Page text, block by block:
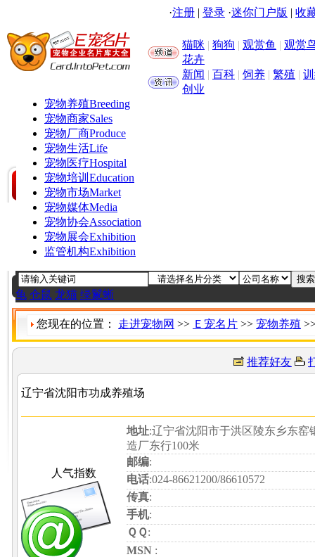
·注册 | 登录 ·迷你门户版 | 收
猫咪 | 狗狗 | 观赏鱼 | 观赏
花卉
新闻 | 百科 | 饲养 | 繁殖 |
创业
宠物养殖Breeding
宠物商家Sales
宠物厂商Produce
宠物生活Life
宠物医疗Hospital
宠物培训 Education
宠物市场Market
宠物媒体Media
宠物协会Association
宠物展会Exhibition
监管机构Exhibition
龟 仓鼠 龙猫 绿鬣蜥
您现在的位置： 走进宠物网 >> Ｅ宠名片 >> 宠物养殖
推荐好友
辽宁省沈阳市功成养殖场
人气指数
地址:辽宁省沈阳市于洪区陵东乡东窑
造厂东行100米
邮编:
电话:024-86621200/86610572
传真:
手机:
ＱＱ:
MSN :